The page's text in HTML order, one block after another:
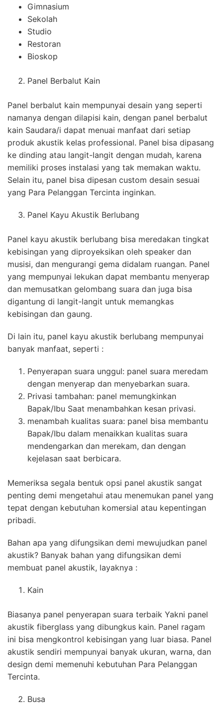
Gimnasium
Sekolah
Studio
Restoran
Bioskop
Panel Berbalut Kain
Panel berbalut kain mempunyai desain yang seperti
namanya dengan dilapisi kain, dengan panel berbalut
kain Saudara/i dapat menuai manfaat dari setiap
produk akustik kelas professional. Panel bisa dipasang
ke dinding atau langit-langit dengan mudah, karena
memiliki proses instalasi yang tak memakan waktu.
Selain itu, panel bisa dipesan custom desain sesuai
yang Para Pelanggan Tercinta inginkan.
Panel Kayu Akustik Berlubang
Panel kayu akustik berlubang bisa meredakan tingkat
kebisingan yang diproyeksikan oleh speaker dan
musisi, dan mengurangi gema didalam ruangan. Panel
yang mempunyai lekukan dapat membantu menyerap
dan memusatkan gelombang suara dan juga bisa
digantung di langit-langit untuk memangkas
kebisingan dan gaung.
Di lain itu, panel kayu akustik berlubang mempunyai
banyak manfaat, seperti :
Penyerapan suara unggul: panel suara meredam
dengan menyerap dan menyebarkan suara.
Privasi tambahan: panel memungkinkan
Bapak/Ibu Saat menambahkan kesan privasi.
menambah kualitas suara: panel bisa membantu
Bapak/Ibu dalam menaikkan kualitas suara
mendengarkan dan merekam, dan dengan
kejelasan saat berbicara.
Memeriksa segala bentuk opsi panel akustik sangat
penting demi mengetahui atau menemukan panel yang
tepat dengan kebutuhan komersial atau kepentingan
pribadi.
Bahan apa yang difungsikan demi mewujudkan panel
akustik? Banyak bahan yang difungsikan demi
membuat panel akustik, layaknya :
Kain
Biasanya panel penyerapan suara terbaik Yakni panel
akustik fiberglass yang dibungkus kain. Panel ragam
ini bisa mengkontrol kebisingan yang luar biasa. Panel
akustik sendiri mempunyai banyak ukuran, warna, dan
design demi memenuhi kebutuhan Para Pelanggan
Tercinta.
Busa